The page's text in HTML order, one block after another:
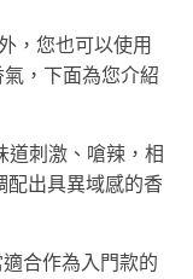
，您也可以使用
，下面為您介紹
道刺激、嗆辣，相
配出具異域感的香
合作為入門款的